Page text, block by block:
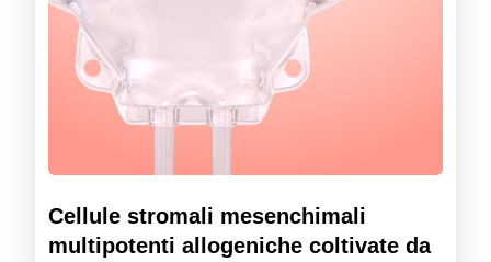
Cellule stromali mesenchimali
multipotenti allogeniche coltivate da